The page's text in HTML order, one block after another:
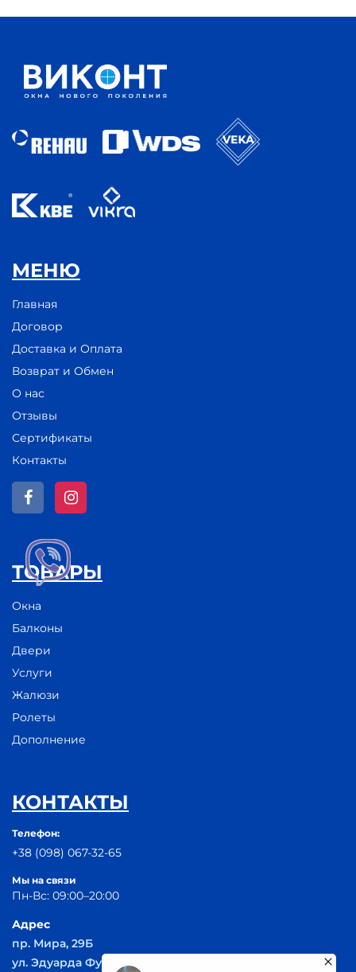
МЕНЮ
Главная
Договор
Доставка и Оплата
Возврат и Обмен
О нас
Отзывы
Сертификаты
Контакты
ТОВАРЫ
Окна
Балконы
Двери
Услуги
Жалюзи
Ролеты
Дополнение
КОНТАКТЫ
Телефон:
+38 (098) 067-32-65
Мы на связи
Пн-Вс: 09:00–20:00
Адрес
пр. Мира, 29Б
ул. Эдуарда Фукса 55